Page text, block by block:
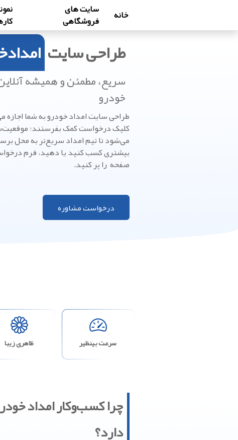
خانه سایت های
فروشگاهی
طراحی سایت
سریع، مطمئن و همیشه
خودرو
طراحی سایت امداد خودرو به شما اجازه
کلیک درخواست کمک بفرستند؛
می‌شود تا تیم امداد سریع‌تر به محل
بیشتری کسب کنید یا دهید، فرم
صفحه را پر کنید.
درخواست مشاوره
سرعت بینظیر ظاهری زیبا
چرا کسب‌وکار امداد
دارد؟